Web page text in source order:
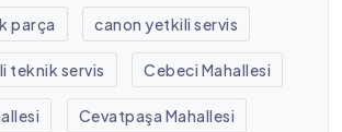
parça canon yetkili servis
teknik servis Cebeci Mahallesi
Cevatpaşa Mahallesi